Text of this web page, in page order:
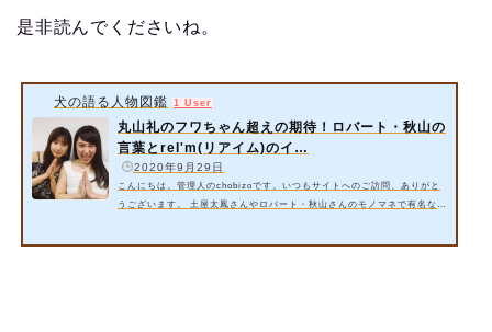
是非読んでくださいね。
犬の語る人物図鑑 1 User
丸山礼のフワちゃん超えの期待！ロバート・秋山の
言葉とreI'm(リアイム)のイ…
2020年9月29日
こんにちは。管理人のchobizoです。いつもサイトへのご訪問、ありがと
うございます。 土屋太鳳さんやロバート・秋山さんのモノマネで有名な丸